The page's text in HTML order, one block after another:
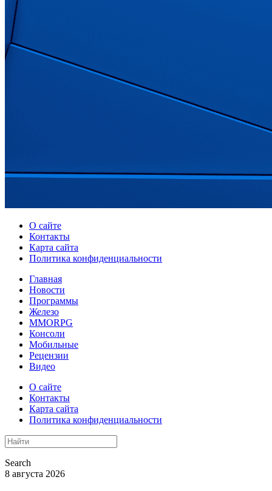
О сайте
Контакты
Карта сайта
Политика конфиденциальности
Главная
Новости
Программы
Железо
MMORPG
Консоли
Мобильные
Рецензии
Видео
О сайте
Контакты
Карта сайта
Политика конфиденциальности
Search
8 августа 2026